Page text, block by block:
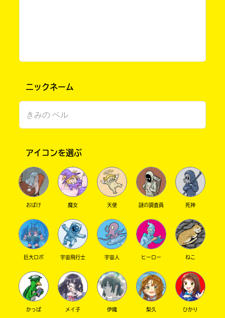
このマチのことを
キミに
ニックネーム
アイコンを選ぶ
おばけ 魔女 天使 謎の調査員 死神
巨大ロボ 宇宙飛行士 宇宙人 ヒーロー ねこ
かっぱ メイ子 伊織 梨久 ひかり